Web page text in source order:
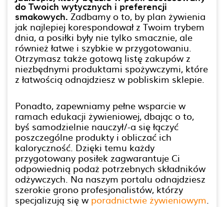
do Twoich wytycznych i preferencji
smakowych.Zadbamy o to, by plan żywienia
jak najlepiej korespondował z Twoim trybem
dnia, a posiłki były nie tylko smacznie, ale
również łatwe i szybkie w przygotowaniu.
Otrzymasz także gotową listę zakupów z
niezbędnymi produktami spożywczymi, które
z łatwością odnajdziesz w pobliskim sklepie.
Ponadto, zapewniamy pełne wsparcie w
ramach edukacji żywieniowej, dbając o to,
byś samodzielnie nauczył/-a się łączyć
poszczególne produkty i obliczać ich
kaloryczność. Dzięki temu każdy
przygotowany posiłek zagwarantuje Ci
odpowiednią podaż potrzebnych składników
odżywczych. Na naszym portalu odnajdziesz
szerokie grono profesjonalistów, którzy
specjalizują się w poradnictwie żywieniowym.